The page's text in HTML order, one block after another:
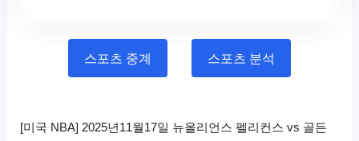
스포츠 중계 스포츠 분석
[미국 NBA] 2025년11월17일 뉴올리언스 펠리컨스 vs 골든